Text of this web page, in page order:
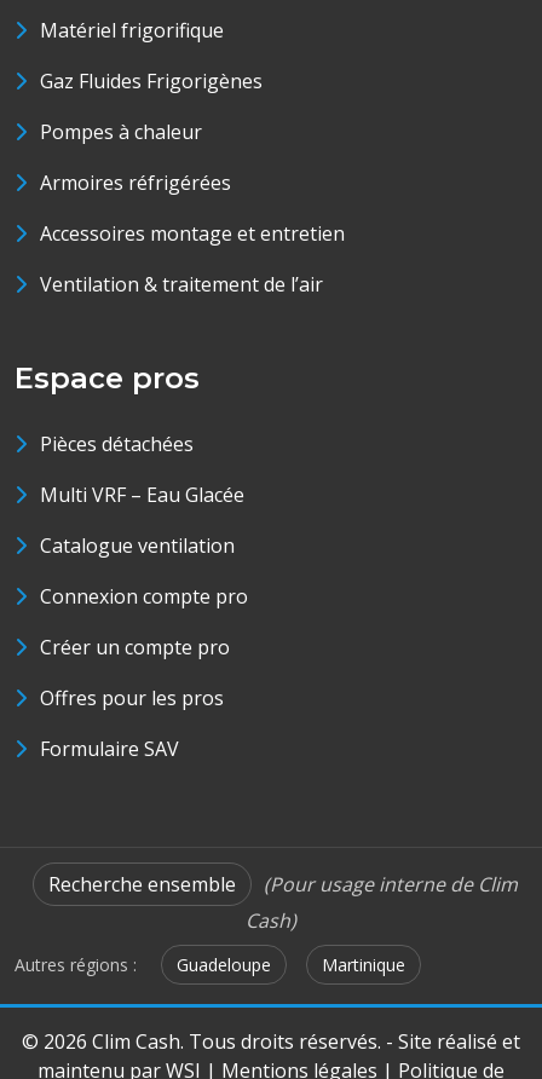
Matériel frigorifique
Gaz Fluides Frigorigènes
Pompes à chaleur
Armoires réfrigérées
Accessoires montage et entretien
Ventilation & traitement de l’air
Espace pros
Pièces détachées
Multi VRF – Eau Glacée
Catalogue ventilation
Connexion compte pro
Créer un compte pro
Offres pour les pros
Formulaire SAV
Recherche ensemble
(Pour usage interne de Clim
Cash)
Autres régions : Guadeloupe Martinique
© 2026 Clim Cash. Tous droits réservés. - Site réalisé et
maintenu parWSI | Mentions légales | Politique de